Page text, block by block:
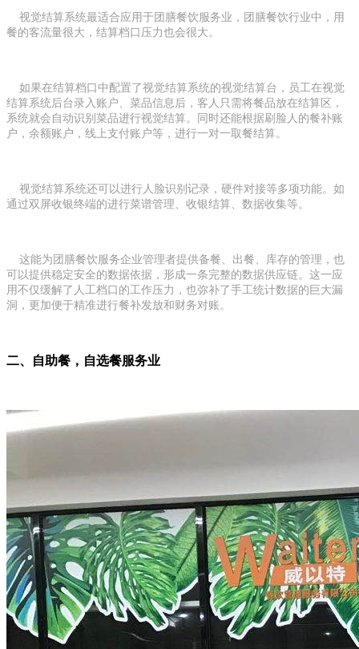
视觉结算系统最适合应用于团膳餐饮服务业，团膳餐饮行业中，用
餐的客流量很大，结算档口压力也会很大。
如果在结算档口中配置了视觉结算系统的视觉结算台，员工在视觉
结算系统后台录入账户、菜品信息后，客人只需将餐品放在结算区，
系统就会自动识别菜品进行视觉结算。同时还能根据刷脸人的餐补账
户，余额账户，线上支付账户等，进行一对一取餐结算。
视觉结算系统还可以进行人脸识别记录，硬件对接等多项功能。如
通过双屏收银终端的进行菜谱管理、收银结算、数据收集等。
这能为团膳餐饮服务企业管理者提供备餐、出餐、库存的管理，也
可以提供稳定安全的数据依据，形成一条完整的数据供应链。这一应
用不仅缓解了人工档口的工作压力，也弥补了手工统计数据的巨大漏
洞，更加便于精准进行餐补发放和财务对账。
二、自助餐，自选餐服务业